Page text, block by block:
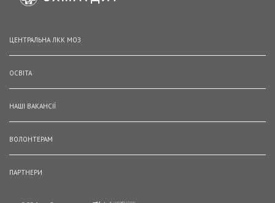
ЦЕНТРАЛЬНА ЛКК МОЗ
ОСВІТА
НАШІ ВАКАНСІЇ
ВОЛОНТЕРАМ
ПАРТНЕРИ